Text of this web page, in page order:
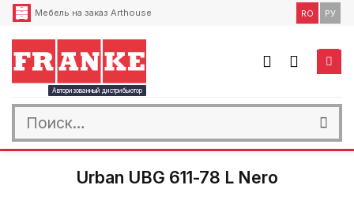
Skip
Мебель на заказ Arthouse RO РУ
Авторизованный дистрибьютор
Urban UBG 611-78 L Nero